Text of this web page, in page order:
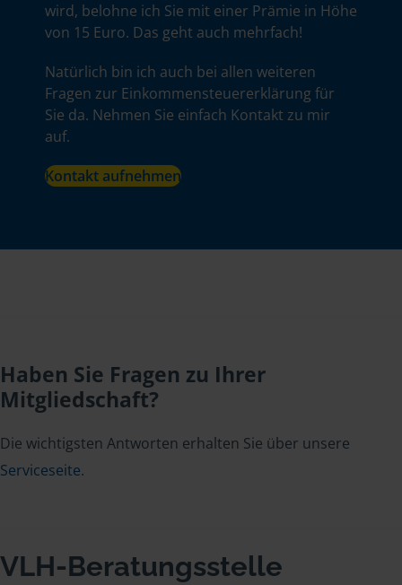
wird, belohne ich Sie mit einer Prämie in Höhe
von 15 Euro. Das geht auch mehrfach!
Natürlich bin ich auch bei allen weiteren
Fragen zur Einkommensteuererklärung für
Sie da. Nehmen Sie einfach Kontakt zu mir
auf.
Kontakt aufnehmen
Haben Sie Fragen zu Ihrer
Mitgliedschaft?
Die wichtigsten Antworten erhalten Sie über unsere
Serviceseite.
VLH-Beratungsstelle